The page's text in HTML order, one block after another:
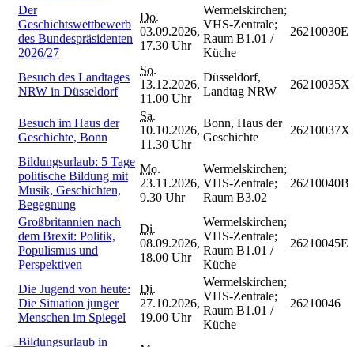
Der
Geschichtswettbewerb
des Bundespräsidenten
2026/27
Do.
03.09.2026,
17.30 Uhr
Wermelskirchen;
VHS-Zentrale;
Raum B1.01 /
Küche
26210030E
Besuch des Landtages
NRW in Düsseldorf
So.
13.12.2026,
11.00 Uhr
Düsseldorf,
Landtag NRW
26210035X
Besuch im Haus der
Geschichte, Bonn
Sa.
10.10.2026,
11.30 Uhr
Bonn, Haus der
Geschichte
26210037X
Bildungsurlaub: 5 Tage
politische Bildung mit
Musik, Geschichten,
Begegnung
Mo.
23.11.2026,
9.30 Uhr
Wermelskirchen;
VHS-Zentrale;
Raum B3.02
26210040B
Großbritannien nach
dem Brexit: Politik,
Populismus und
Perspektiven
Di.
08.09.2026,
18.00 Uhr
Wermelskirchen;
VHS-Zentrale;
Raum B1.01 /
Küche
26210045E
Die Jugend von heute:
Die Situation junger
Menschen im Spiegel
Di.
27.10.2026,
19.00 Uhr
Wermelskirchen;
VHS-Zentrale;
Raum B1.01 /
Küche
26210046
Bildungsurlaub in